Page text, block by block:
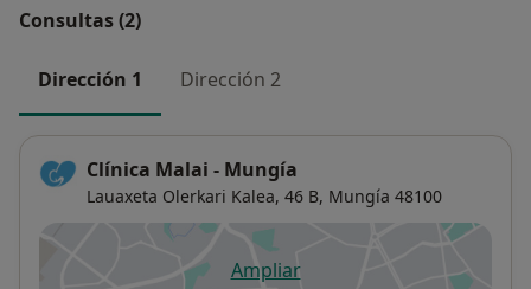
Consultas (2)
Dirección 1 Dirección 2
Clínica Malai - Mungía
Lauaxeta Olerkari Kalea, 46 B, Mungía 48100
Ampliarse abre en una nueva